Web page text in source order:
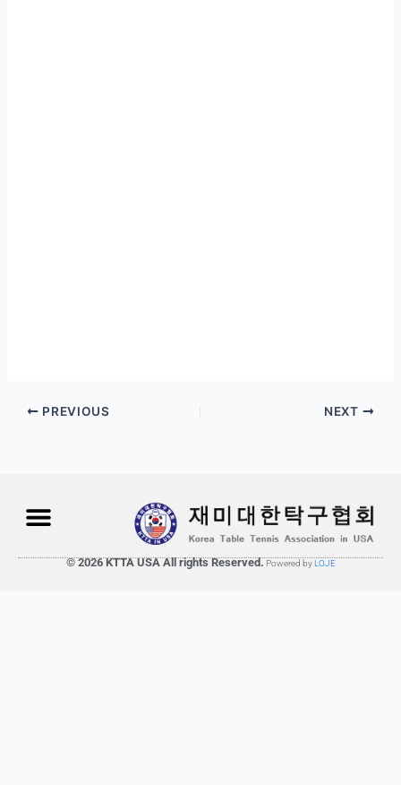
PREVIOUS NEXT
© 2026 KTTA USA All rights Reserved. Powered by LOJE